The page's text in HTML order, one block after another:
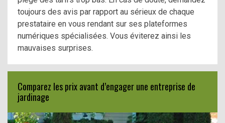
toujours des avis par rapport au sérieux de chaque
prestataire en vous rendant sur ses plateformes
numériques spécialisées. Vous éviterez ainsi les
mauvaises surprises.
Comparez les prix avant d’engager une entreprise de
jardinage